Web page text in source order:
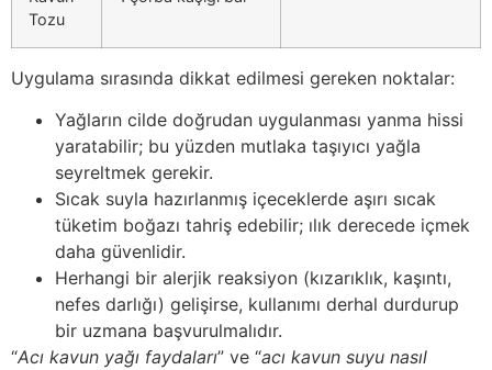
Tozu
Uygulama sırasında dikkat edilmesi gereken noktalar:
Yağların cilde doğrudan uygulanması yanma hissi
yaratabilir; bu yüzden mutlaka taşıyıcı yağla
seyreltmek gerekir.
Sıcak suyla hazırlanmış içeceklerde aşırı sıcak
tüketim boğazı tahriş edebilir; ılık derecede içmek
daha güvenlidir.
Herhangi bir alerjik reaksiyon (kızarıklık, kaşıntı,
nefes darlığı) gelişirse, kullanımı derhal durdurup
bir uzmana başvurulmalıdır.
“Acı kavun yağı faydaları” ve “acı kavun suyu nasıl